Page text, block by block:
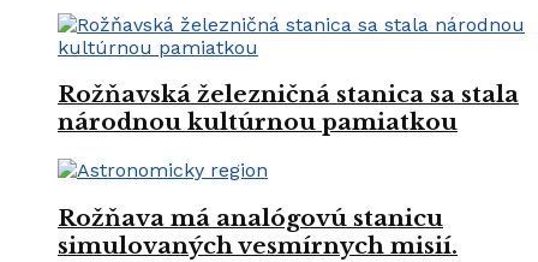
Rožňavská železničná stanica sa stala
národnou kultúrnou pamiatkou
Rožňava má analógovú stanicu
simulovaných vesmírnych misií.